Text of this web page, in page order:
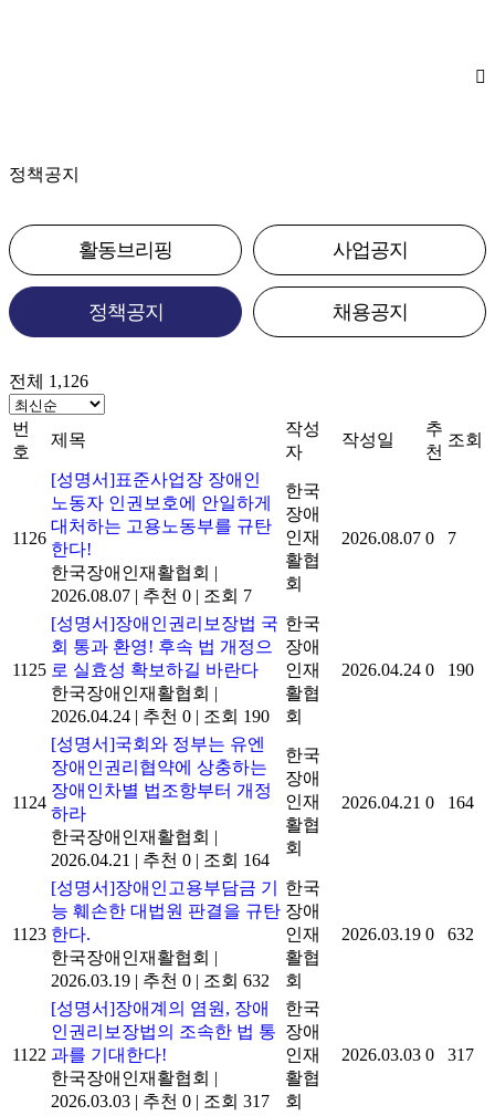
정책공지
활동브리핑 사업공지
정책공지 채용공지
전체 1,126
번
호
제목
작성
자
작성일
추
천
조회
1126
[성명서]표준사업장 장애인
노동자 인권보호에 안일하게
대처하는 고용노동부를 규탄
한다!
한국장애인재활협회 |
2026.08.07 | 추천 0 | 조회 7
한국
장애
인재
활협
회
2026.08.07 0 7
1125
[성명서]장애인권리보장법 국
회 통과 환영! 후속 법 개정으
로 실효성 확보하길 바란다
한국장애인재활협회 |
2026.04.24 | 추천 0 | 조회 190
한국
장애
인재
활협
회
2026.04.24 0 190
1124
[성명서]국회와 정부는 유엔
장애인권리협약에 상충하는
장애인차별 법조항부터 개정
하라
한국장애인재활협회 |
2026.04.21 | 추천 0 | 조회 164
한국
장애
인재
활협
회
2026.04.21 0 164
1123
[성명서]장애인고용부담금 기
능 훼손한 대법원 판결을 규탄
한다.
한국장애인재활협회 |
2026.03.19 | 추천 0 | 조회 632
한국
장애
인재
활협
회
2026.03.19 0 632
1122
[성명서]장애계의 염원, 장애
인권리보장법의 조속한 법 통
과를 기대한다!
한국장애인재활협회 |
2026.03.03 | 추천 0 | 조회 317
한국
장애
인재
활협
회
2026.03.03 0 317